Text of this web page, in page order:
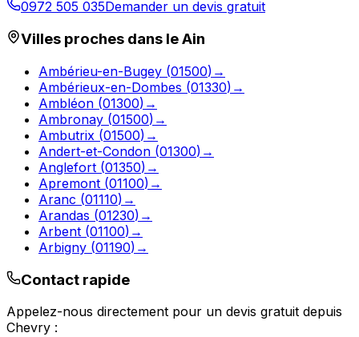
0972 505 035Demander un devis gratuit
Villes proches dans leAin
Ambérieu-en-Bugey (01500) →
Ambérieux-en-Dombes (01330) →
Ambléon (01300) →
Ambronay (01500) →
Ambutrix (01500) →
Andert-et-Condon (01300) →
Anglefort (01350) →
Apremont (01100) →
Aranc (01110) →
Arandas (01230) →
Arbent (01100) →
Arbigny (01190) →
Contact rapide
Appelez-nous directement pour un devis gratuit depuis
Chevry :